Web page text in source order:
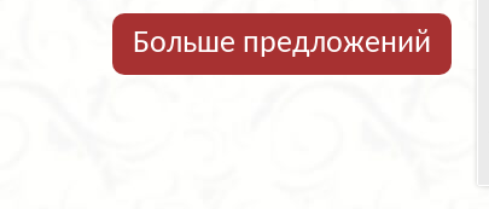
Больше предложений